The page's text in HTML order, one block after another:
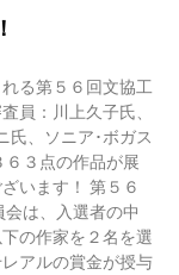
る第５６回文協工
員：川上久子氏、
氏、ソニア･ボガス
３点の作品が展
います！ 第５６
は、入選者の中
の作家を２名を選
アルの賞金が授与